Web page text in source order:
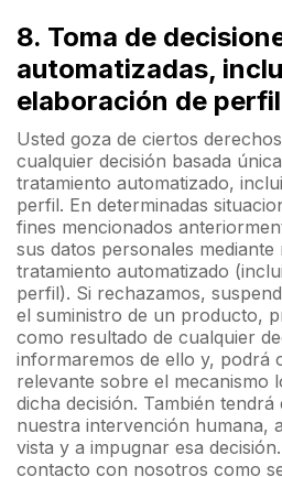
8. Toma de
automatizadas,
elaboración de
Usted goza de ciertos
cualquier decisión basada
tratamiento automatizado,
perfil. En determinadas
fines mencionados
sus datos personales mediante
tratamiento automatizado
perfil). Si rechazamos,
el suministro de un producto,
como resultado de cualquier
informaremos de ello y, podrá
relevante sobre el mecanismo
dicha decisión. También
nuestra intervención humana,
vista y a impugnar esa
contacto con nosotros como